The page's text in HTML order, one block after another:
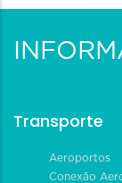
Transporte
Aeroportos
Conexão